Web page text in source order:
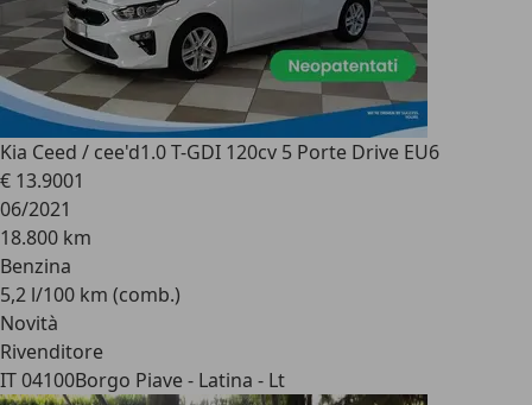
Kia Ceed / cee'd1.0 T-GDI 120cv 5 Porte Drive EU6
€ 13.9001
06/2021
18.800 km
Benzina
5,2 l/100 km (comb.)
Novità
Rivenditore
IT 04100Borgo Piave - Latina - Lt